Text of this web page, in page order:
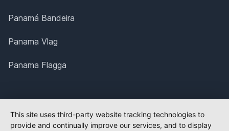
Panamá Bandeira
Panama Vlag
Panama Flagga
This site uses third-party website tracking technologies to
provide and continually improve our services, and to display